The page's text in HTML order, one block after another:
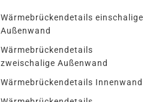
Wärmebrückendetails einschalige
Außenwand
Wärmebrückendetails
zweischalige Außenwand
Wärmebrückendetails Innenwand